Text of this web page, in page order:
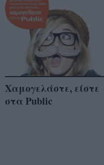
Χαμογελάστε, είστε
στα Public